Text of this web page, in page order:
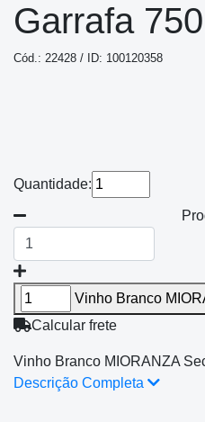
Garrafa
Cód.: 22428 / ID: 100120358
Quantidade:
Vinho Branco
Calcular frete
Vinho Branco MIORANZA
Descrição Completa